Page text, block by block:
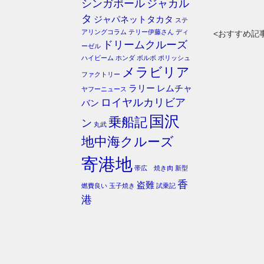
<おすすめ記
シンガポール ジャカル
タ ジャパネットタカタ ステ
アリングコラム テリー伊藤さん ディ
ーゼル
ドリームクルーズ
ハイビーム ホンダ ボルボ ポリッシュ
ファクトリー メラビリア
ヤフーニュース ラリー レムチャ
バン ロイヤルカリビア
ン 丸武 乗船記 国沢
地中海クルーズ
寄港地 帯広 焼き肉 新型
燃費良い 玉子焼き 盗難 試乗記 香
港